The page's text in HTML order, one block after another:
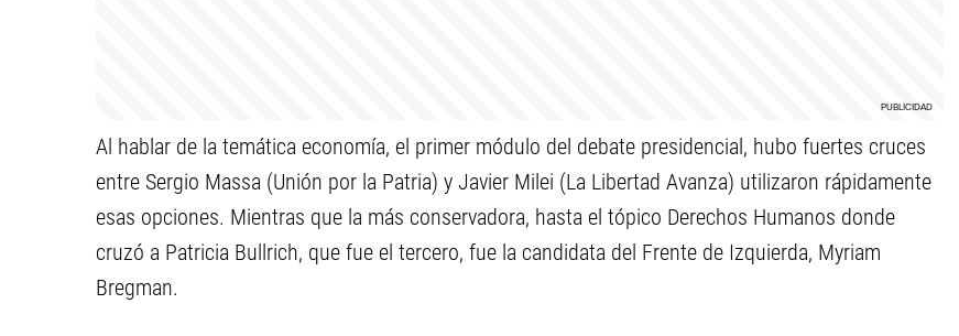
Al hablar de la temática economía, el primer módulo del debate presidencial, hubo fuertes cruces
entre Sergio Massa (Unión por la Patria) y Javier Milei (La Libertad Avanza) utilizaron rápidamente
esas opciones. Mientras que la más conservadora, hasta el tópico Derechos Humanos donde
cruzó a Patricia Bullrich, que fue el tercero, fue la candidata del Frente de Izquierda, Myriam
Bregman.